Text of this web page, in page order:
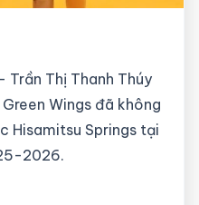
Trần Thị Thanh Thúy
Wings đã không
Hisamitsu Springs tại
2026.